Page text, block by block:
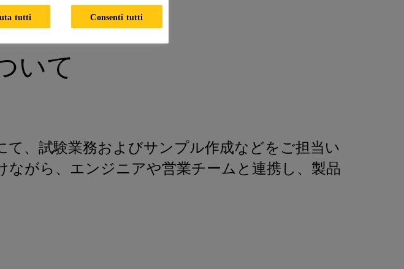
いて
、試験業務およびサンプル作成などをご担当い
がら、エンジニアや営業チームと連携し、製品
tutti Consenti tutti